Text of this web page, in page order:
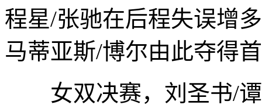
程星/张驰在后程失误增
马蒂亚斯/博尔由此夺得
女双决赛，刘圣书/谭